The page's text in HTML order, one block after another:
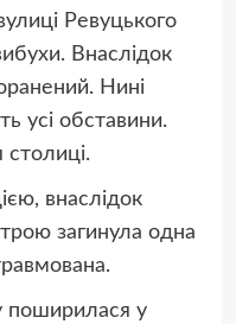
Ревуцького
Внаслідок
Нині
усі обставини.
столиці.
внаслідок
загинула одна
поширилася у